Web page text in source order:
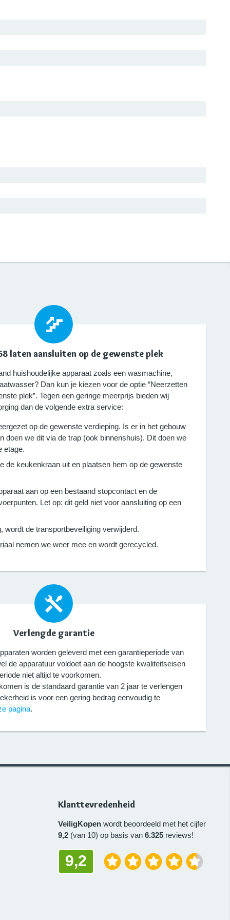
laten aansluiten op de gewenste plek
huishoudelijke apparaat zoals een wasmachine,
Dan kun je kiezen voor de optie “Neerzetten
plek”. Tegen een geringe meerprijs bieden wij
dan de volgende extra service:
op de gewenste verdieping. Is er in het gebouw
doen we dit via de trap (ook binnenshuis). Dit doen we
etage.
de keukenkraan uit en plaatsen hem op de gewenste
aan op een bestaand stopcontact en de
Let op: dit geld niet voor aansluiting op een
wordt de transportbeveiliging verwijderd.
nemen we weer mee en wordt gerecycled.
Verlengde garantie
worden geleverd met een garantieperiode van
de apparatuur voldoet aan de hoogste kwaliteitseisen
niet altijd te voorkomen.
is de standaard garantie van 2 jaar te verlengen
is voor een gering bedrag eenvoudig te
pagina.
Klanttevredenheid
VeiligKopenwordt beoordeeld met het cijfer
9,2(van 10) op basis van 6.325reviews!
9,2